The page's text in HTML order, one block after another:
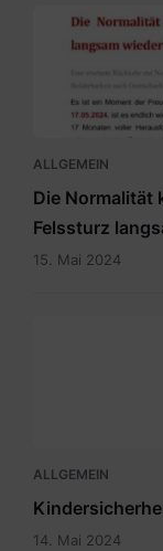
20240515
Newsletter
Befahrbarkeit
15.5.2024.pdf
ALLGEMEIN
Die Normalität
Felssturz
15. Mai 2024
ALLGEMEIN
14. Mai 2024